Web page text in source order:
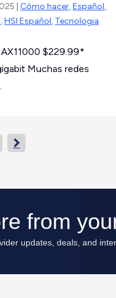
| Cómo hacer,Español,
,HSI Español, Tecnologia
$229.99*
Muchas redes
